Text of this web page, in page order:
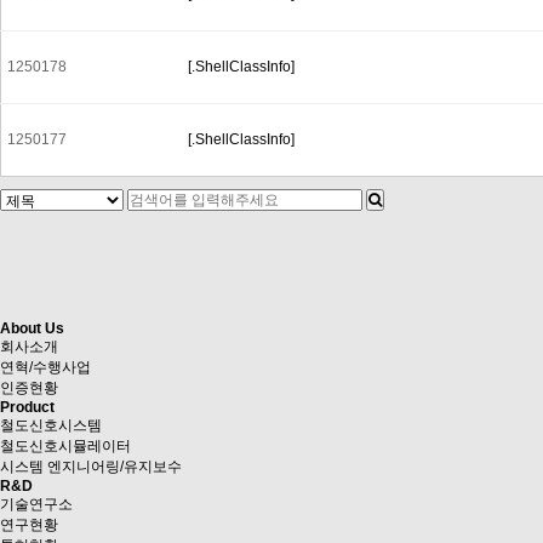
1250178 [.ShellClassInfo]
1250177 [.ShellClassInfo]
About Us
회사소개
연혁/수행사업
인증현황
Product
철도신호시스템
철도신호시뮬레이터
시스템 엔지니어링/유지보수
R&D
기술연구소
연구현황